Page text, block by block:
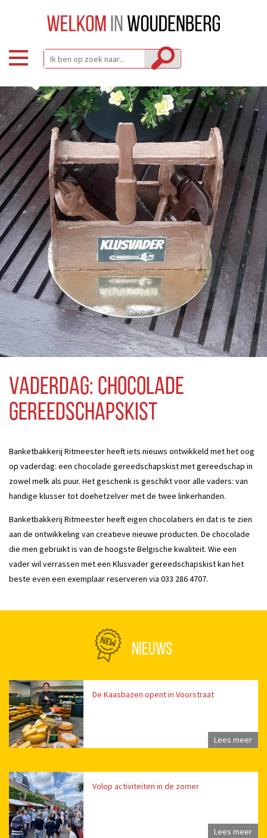
Vaderdag: Chocolade
gereedschapskist
Banketbakkerij Ritmeester heeft iets nieuws ontwikkeld met het oog
op vaderdag: een chocolade gereedschapskist met gereedschap in
zowel melk als puur. Het geschenk is geschikt voor alle vaders: van
handige klusser tot doehetzelver met de twee linkerhanden.
Banketbakkerij Ritmeester heeft eigen chocolatiers en dat is te zien
aan de ontwikkeling van creatieve nieuwe producten. De chocolade
die men gebruikt is van de hoogste Belgische kwaliteit. Wie een
vader wil verrassen met een Klusvader gereedschapskist kan het
beste even een exemplaar reserveren via 033 286 4707.
NIEUWS
De Kaasbazen opent in Voorstraat
Lees meer
Volop activiteiten in de zomer
Lees meer